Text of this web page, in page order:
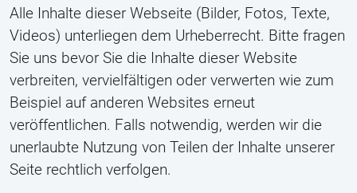
Alle Inhalte dieser Webseite (Bilder, Fotos, Texte,
Videos) unterliegen dem Urheberrecht. Bitte fragen
Sie uns bevor Sie die Inhalte dieser Website
verbreiten, vervielfältigen oder verwerten wie zum
Beispiel auf anderen Websites erneut
veröffentlichen. Falls notwendig, werden wir die
unerlaubte Nutzung von Teilen der Inhalte unserer
Seite rechtlich verfolgen.